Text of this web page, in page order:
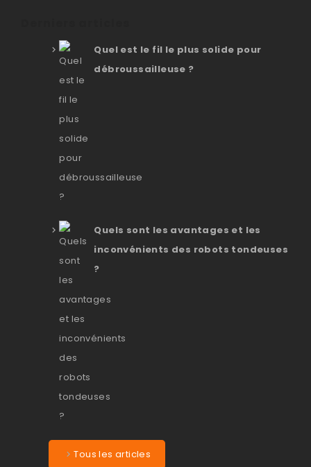
Quel est le fil le plus solide pour
débroussailleuse ?
Quels sont les avantages et les
inconvénients des robots tondeuses
?
Tous les articles